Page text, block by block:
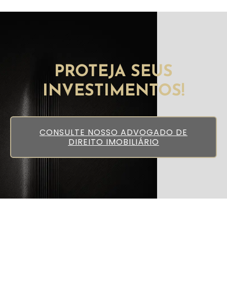
PROTEJA SEUS
INVESTIMENTOS!
CONSULTE NOSSO ADVOGADO DE
DIREITO IMOBILIÁRIO